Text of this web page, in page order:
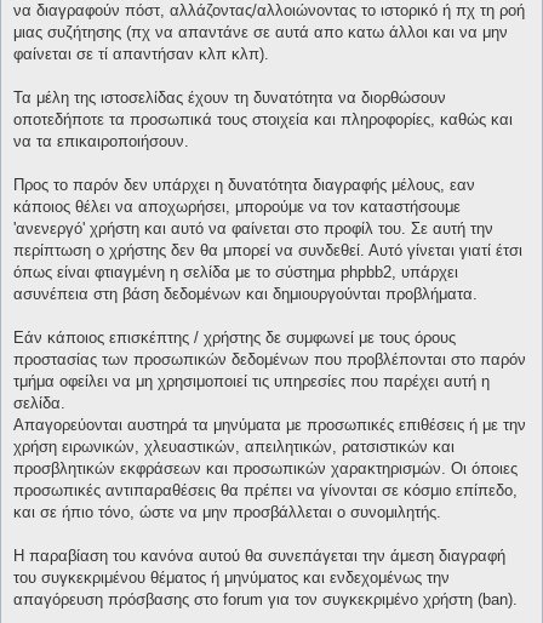
να διαγραφούν πόστ, αλλάζοντας/αλλοιώνοντας το ιστορικό ή πχ τη ροή
μιας συζήτησης (πχ να απαντάνε σε αυτά απο κατω άλλοι και να μην
φαίνεται σε τί απαντήσαν κλπ κλπ).
Τα μέλη της ιστοσελίδας έχουν τη δυνατότητα να διορθώσουν
οποτεδήποτε τα προσωπικά τους στοιχεία και πληροφορίες, καθώς και
να τα επικαιροποιήσουν.
Προς το παρόν δεν υπάρχει η δυνατότητα διαγραφής μέλους, εαν
κάποιος θέλει να αποχωρήσει, μπορούμε να τον καταστήσουμε
'ανενεργό' χρήστη και αυτό να φαίνεται στο προφίλ του. Σε αυτή την
περίπτωση ο χρήστης δεν θα μπορεί να συνδεθεί. Αυτό γίνεται γιατί έτσι
όπως είναι φτιαγμένη η σελίδα με το σύστημα phpbb2, υπάρχει
ασυνέπεια στη βάση δεδομένων και δημιουργούνται προβλήματα.
Εάν κάποιος επισκέπτης / χρήστης δε συμφωνεί με τους όρους
προστασίας των προσωπικών δεδομένων που προβλέπονται στο παρόν
τμήμα οφείλει να μη χρησιμοποιεί τις υπηρεσίες που παρέχει αυτή η
σελίδα.
Απαγορεύονται αυστηρά τα μηνύματα με προσωπικές επιθέσεις ή με την
χρήση ειρωνικών, χλευαστικών, απειλητικών, ρατσιστικών και
προσβλητικών εκφράσεων και προσωπικών χαρακτηρισμών. Οι όποιες
προσωπικές αντιπαραθέσεις θα πρέπει να γίνονται σε κόσμιο επίπεδο,
και σε ήπιο τόνο, ώστε να μην προσβάλλεται ο συνομιλητής.
Η παραβίαση του κανόνα αυτού θα συνεπάγεται την άμεση διαγραφή
του συγκεκριμένου θέματος ή μηνύματος και ενδεχομένως την
απαγόρευση πρόσβασης στο forum για τον συγκεκριμένο χρήστη (ban).